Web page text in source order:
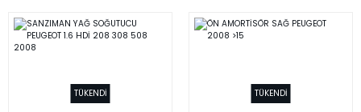
TÜKENDİ TÜKENDİ